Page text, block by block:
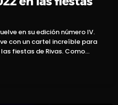
en su edición número IV.
con un cartel increíble para
fiestas de Rivas. Como
You, Xriz, Salida Nula,
total 18 actuaciones